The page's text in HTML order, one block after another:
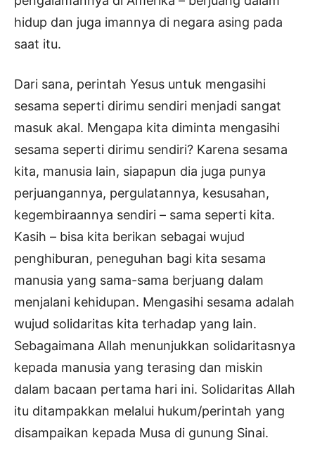
hidup dan juga imannya di negara asing pada
saat itu.
Dari sana, perintah Yesus untuk mengasihi
sesama seperti dirimu sendiri menjadi sangat
masuk akal. Mengapa kita diminta mengasihi
sesama seperti dirimu sendiri? Karena sesama
kita, manusia lain, siapapun dia juga punya
perjuangannya, pergulatannya, kesusahan,
kegembiraannya sendiri – sama seperti kita.
Kasih – bisa kita berikan sebagai wujud
penghiburan, peneguhan bagi kita sesama
manusia yang sama-sama berjuang dalam
menjalani kehidupan. Mengasihi sesama adalah
wujud solidaritas kita terhadap yang lain.
Sebagaimana Allah menunjukkan solidaritasnya
kepada manusia yang terasing dan miskin
dalam bacaan pertama hari ini. Solidaritas Allah
itu ditampakkan melalui hukum/perintah yang
disampaikan kepada Musa di gunung Sinai.